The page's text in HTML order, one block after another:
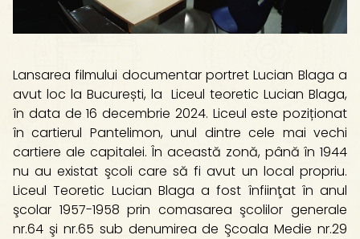
Lansarea filmului documentar portret Lucian Blaga a
avut loc la București, la Liceul teoretic Lucian Blaga,
în data de 16 decembrie 2024. Liceul este poziționat
în cartierul Pantelimon, unul dintre cele mai vechi
cartiere ale capitalei. În această zonă, până în 1944
nu au existat şcoli care să fi avut un local propriu.
Liceul Teoretic Lucian Blaga a fost înfiinţat în anul
şcolar 1957-1958 prin comasarea şcolilor generale
nr.64 şi nr.65 sub denumirea de Şcoala Medie nr.29